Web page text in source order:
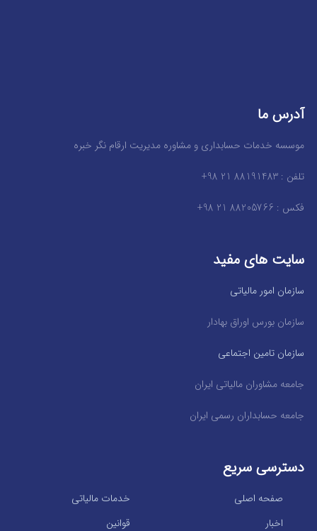
آدرس ما
موسسه خدمات حسابداری و مشاوره مدیریت ارقام نگر خبره
تلفن : 88191483 21 98+
فکس : 88205766 21 98+
سایت های مفید
سازمان امور مالیاتی
سازمان بورس اوراق بهادار
سازمان تامین اجتماعی
جامعه مشاوران مالیاتی ایران
جامعه حسابداران رسمی ایران
دسترسی سریع
خدمات مالیاتی
صفحه اصلی
قوانین
اخبار